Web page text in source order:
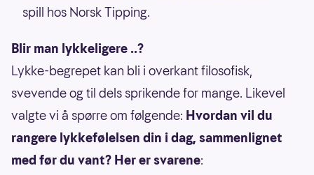
spill hos Norsk Tipping.
Blir man lykkeligere ..?
Lykke-begrepet kan bli i overkant filosofisk,
svevende og til dels sprikende for mange. Likevel
valgte vi å spørre om følgende: Hvordan vil du
rangere lykkefølelsen din i dag, sammenlignet
med før du vant? Her er svarene: